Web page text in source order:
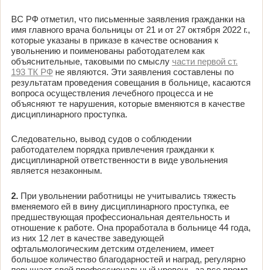
ВС РФ отметил, что письменные заявления гражданки на
имя главного врача больницы от 21 и от 27 октября 2022 г.,
которые указаны в приказе в качестве основания к
увольнению и поименованы работодателем как
объяснительные, таковыми по смыслу части первой ст.
193 ТК РФне являются. Эти заявления составлены по
результатам проведения совещания в больнице, касаются
вопроса осуществления лечебного процесса и не
объясняют те нарушения, которые вменяются в качестве
дисциплинарного проступка.
Следовательно, вывод судов о соблюдении
работодателем порядка привлечения гражданки к
дисциплинарной ответственности в виде увольнения
является незаконным.
2.При увольнении работницы не учитывались тяжесть
вменяемого ей в вину дисциплинарного проступка, ее
предшествующая профессиональная деятельность и
отношение к работе. Она проработала в больнице 44 года,
из них 12 лет в качестве заведующей
офтальмологическим детским отделением, имеет
большое количество благодарностей и наград, регулярно